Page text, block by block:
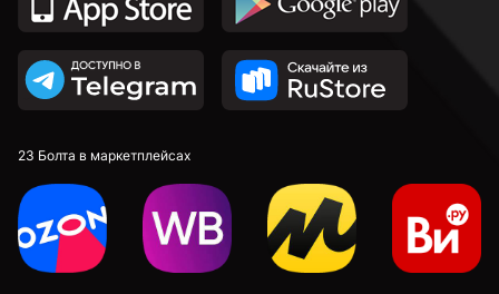
к.п. 10,9
к.п. 12,9
М4
23 Болта в маркетплейсах